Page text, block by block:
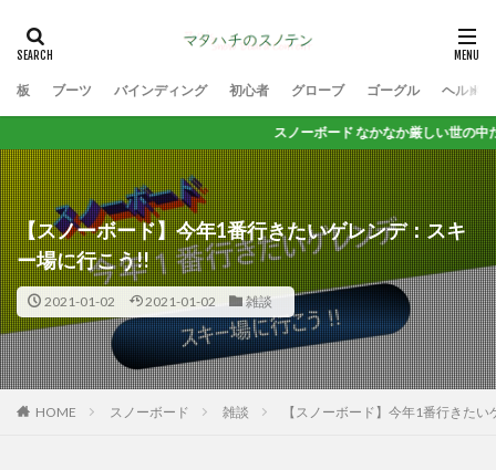
板 ブーツ バインディング 初心者 グローブ ゴーグル ヘルメ
スノーボード なかなか厳しい世の中だけど 思い
【スノーボード】今年1番行きたいゲレンデ：スキ
ー場に行こう!!
2021-01-02 2021-01-02 雑談
HOME スノーボード 雑談 【スノーボード】今年1番行きた